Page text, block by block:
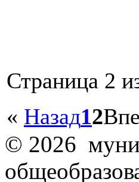
Страница 2
« Назад12
© 2026